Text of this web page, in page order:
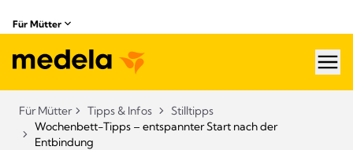
Für Mütter
Für Mütter Tipps & Infos
Stilltipps
Wochenbett-Tipps – entspannter Start nach der
Entbindung